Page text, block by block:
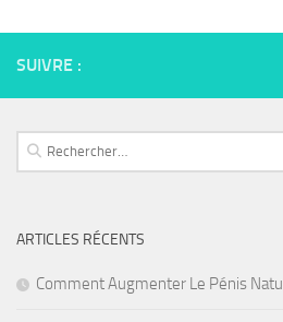
SUIVRE :
Rechercher :
ARTICLES RÉCENTS
Comment Augmenter Le Pénis